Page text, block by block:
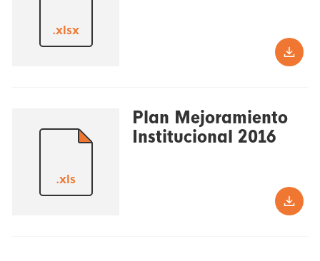
.xlsx
.xls
Plan Mejoramiento
Institucional 2016